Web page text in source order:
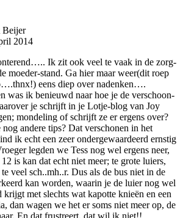
Beijer
2014
Ik zit ook veel te vaak in de zorg-
moeder-stand. Ga hier maar weer(dit roep
eens diep over nadenken….
was ik benieuwd naar hoe je de verschoon-
je schrijft in je Lotje-blog van Joy
mondeling of schrijft ze er ergens over?
nog andere tips? Dat verschonen in het
ik echt een zeer ondergewaardeerd ernstig
legden we Tess nog wel ergens neer,
is kan dat echt niet meer; te grote luiers,
veel sch..mh..r. Dus als de bus niet in de
kan worden, waarin je de luier nog wel
krijgt met slechts wat kapotte knieën en een
dan wagen we het er soms niet meer op, de